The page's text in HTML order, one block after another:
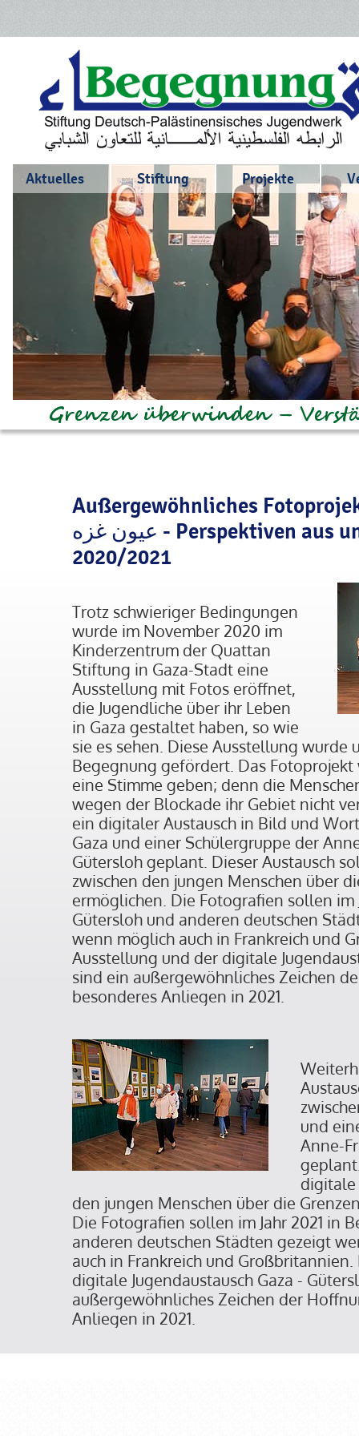
Aktuelles Stiftung Projekte
Außergewöhnliches
عيون غزه - Perspektiven aus und auf Gaza
2020/2021
Trotz schwieriger Bedingungen
wurde im November 2020 im
Kinderzentrum der Quattan
Stiftung in Gaza-Stadt eine
Ausstellung mit Fotos eröffnet,
die Jugendliche über ihr Leben
in Gaza gestaltet haben, so wie
sie es sehen. Diese Ausstellung wurde
Begegnung gefördert. Das Fotoprojekt
eine Stimme geben; denn die
wegen der Blockade ihr Gebiet nicht
ein digitaler Austausch in Bild und
Gaza und einer Schülergruppe der
Gütersloh geplant. Dieser Austausch
zwischen den jungen Menschen über
ermöglichen. Die Fotografien sollen im
Gütersloh und anderen deutschen
wenn möglich auch in Frankreich und
Ausstellung und der digitale
sind ein außergewöhnliches Zeichen
besonderes Anliegen in 2021.
und
Anne-
digitale
den jungen Menschen über die
Die Fotografien sollen im Jahr 2021 in
anderen deutschen Städten gezeigt
auch in Frankreich und
digitale Jugendaustausch Gaza -
außergewöhnliches Zeichen der
Anliegen in 2021.